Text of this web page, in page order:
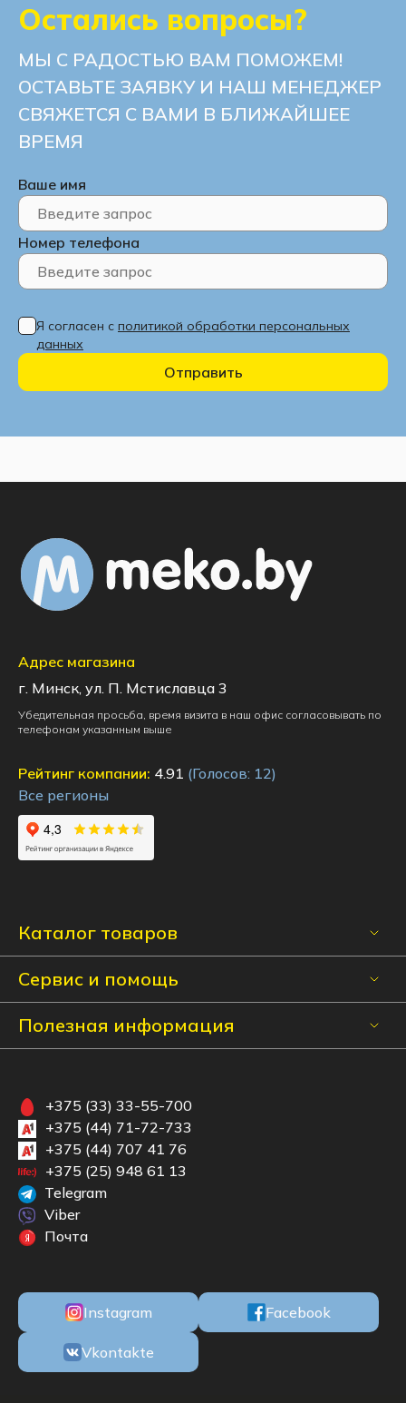
Варианты фрезеровки:
Перечень всех доступных модулей кухни указан
в разделе "Документация".
Остались вопросы?
МЫ С РАДОСТЬЮ ВАМ ПОМОЖЕМ!
ОСТАВЬТЕ ЗАЯВКУ И НАШ МЕНЕДЖЕР
СВЯЖЕТСЯ С ВАМИ В БЛИЖАЙШЕЕ
ВРЕМЯ
Ваше имя
Номер телефона
Я согласен с политикой обработки персональных
данных
Отправить
Каталог товаров
Сервис и помощь
Полезная информация
Адрес магазина
г. Минск, ул. П. Мстиславца 3
Убедительная просьба, время визита в наш офис согласовывать по
телефонам указанным выше
Рейтинг компании: 4.91 (Голосов: 12)
Все регионы
+375 (33) 33-55-700
+375 (44) 71-72-733
+375 (44) 707 41 76
+375 (25) 948 61 13
Telegram
Viber
Почта
Instagram Facebook
Vkontakte